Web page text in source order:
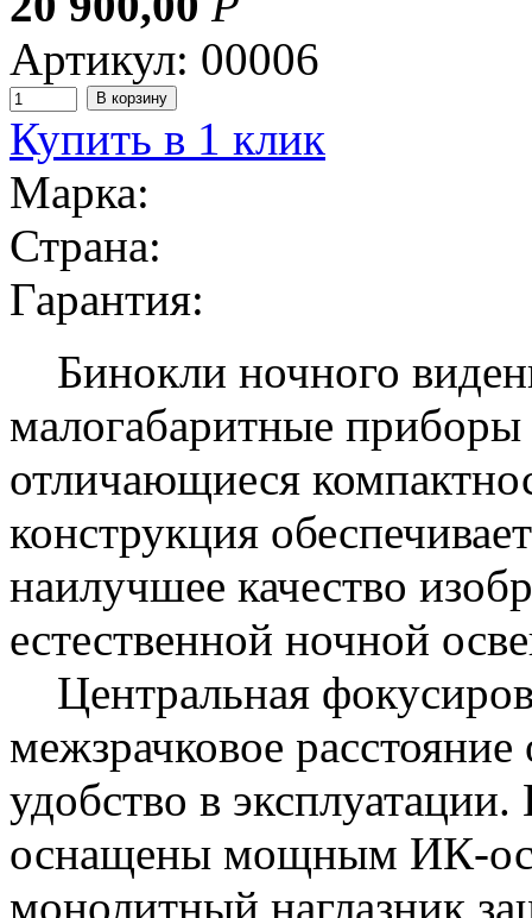
Артикул: 00006
Купить в 1 клик
Марка:
Страна:
Гарантия:
Бинокли ночного
малогабаритные приборы
отличающиеся
конструкция
наилучшее качество
естественной ночной
Центральная
межзрачковое
удобство в
оснащены мощным ИК-
монолитный наглазник